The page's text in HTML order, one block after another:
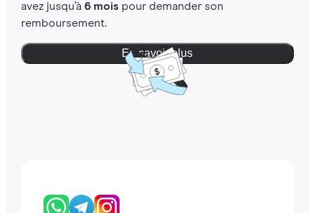
avez jusqu’à 6 moispour demander son
remboursement.
En savoir plus